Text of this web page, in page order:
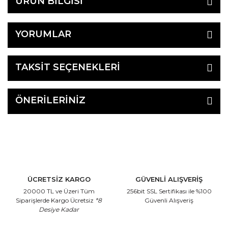
YORUMLAR
TAKSİT SEÇENEKLERİ
ÖNERİLERİNİZ
ÜCRETSİZ KARGO
20000 TL ve Üzeri Tüm
Siparişlerde Kargo Ücretsiz *8
Desiye Kadar
GÜVENLİ ALIŞVERİŞ
256bit SSL Sertifikası ile %100
Güvenli Alışveriş